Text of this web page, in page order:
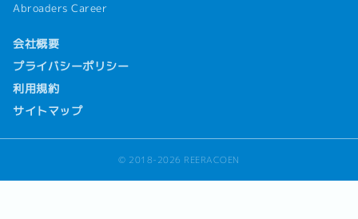
Abroaders Career
会社概要
プライバシーポリシー
利用規約
サイトマップ
© 2018-2026 REERACOEN